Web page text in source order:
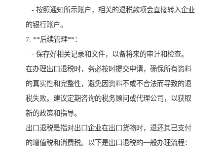
- 按照通知所示账户，相关的退税款项会直接转入企业
的银行账户。
7. **后续管理**：
- 保存好相关记录和文件，以备将来的审计和检查。
在办理出口退税时，务必按时提交申请，确保所有资料
的真实性和完整性，避免因资料不或不合法而导致的退
税失败。建议定期咨询的税务顾问或代理公司，以获取
新的政策和指导。
出口退税是指对出口企业在出口货物时，退还其已支付
的增值税和消费税。以下是出口退税的一般办理流程：